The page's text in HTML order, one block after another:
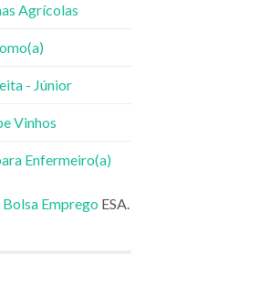
Agrícolas
- Júnior
Vinhos
Enfermeiro(a)
Bolsa Emprego ESA.